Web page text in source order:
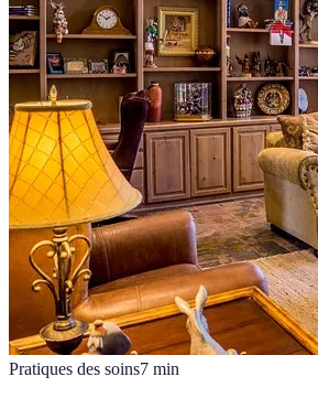
Pratiques des soins7 min